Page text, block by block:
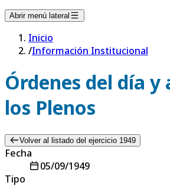
Abrir menú lateral
Inicio
/Información Institucional
Órdenes del día y
los Plenos
Volver al listado del ejercicio 1949
Fecha
05/09/1949
Tipo